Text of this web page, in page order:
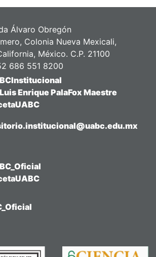
Álvaro Obregón
Colonia Nueva Mexicali,
México. C.P. 21100
686 551 8200
Enrique PalaFox Maestre